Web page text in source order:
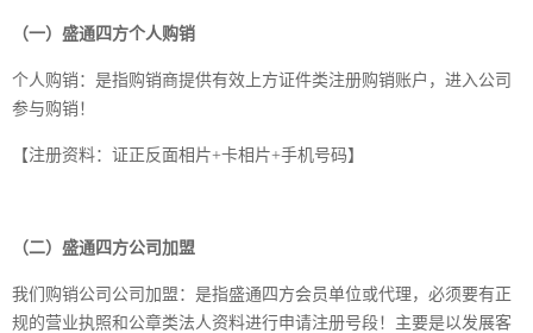
（一）盛通四方个人购销
个人购销：是指购销商提供有效上方证件类注册购销账户，进入公司
参与购销！
【注册资料：证正反面相片+卡相片+手机号码】
（二）盛通四方公司加盟
我们购销公司公司加盟：是指盛通四方会员单位或代理，必须要有正
规的营业执照和公章类法人资料进行申请注册号段！主要是以发展客